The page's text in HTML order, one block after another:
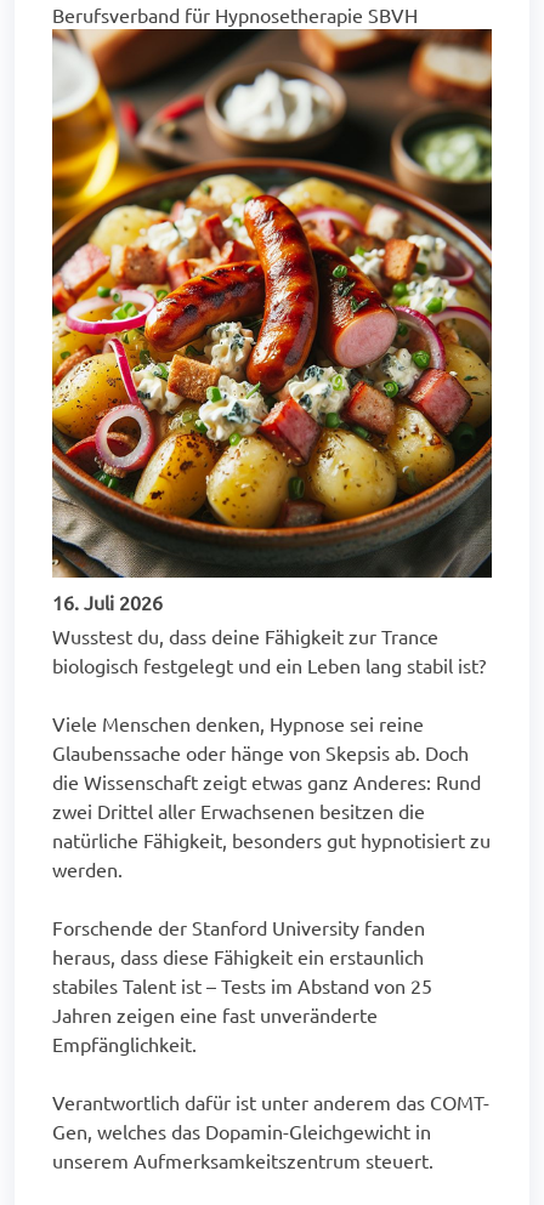
Berufsverband für Hypnosetherapie SBVH
16. Juli 2026
Wusstest du, dass deine Fähigkeit zur Trance
biologisch festgelegt und ein Leben lang stabil ist?
Viele Menschen denken, Hypnose sei reine
Glaubenssache oder hänge von Skepsis ab. Doch
die Wissenschaft zeigt etwas ganz Anderes: Rund
zwei Drittel aller Erwachsenen besitzen die
natürliche Fähigkeit, besonders gut hypnotisiert zu
werden.
Forschende der Stanford University fanden
heraus, dass diese Fähigkeit ein erstaunlich
stabiles Talent ist – Tests im Abstand von 25
Jahren zeigen eine fast unveränderte
Empfänglichkeit.
Verantwortlich dafür ist unter anderem das COMT-
Gen, welches das Dopamin-Gleichgewicht in
unserem Aufmerksamkeitszentrum steuert.